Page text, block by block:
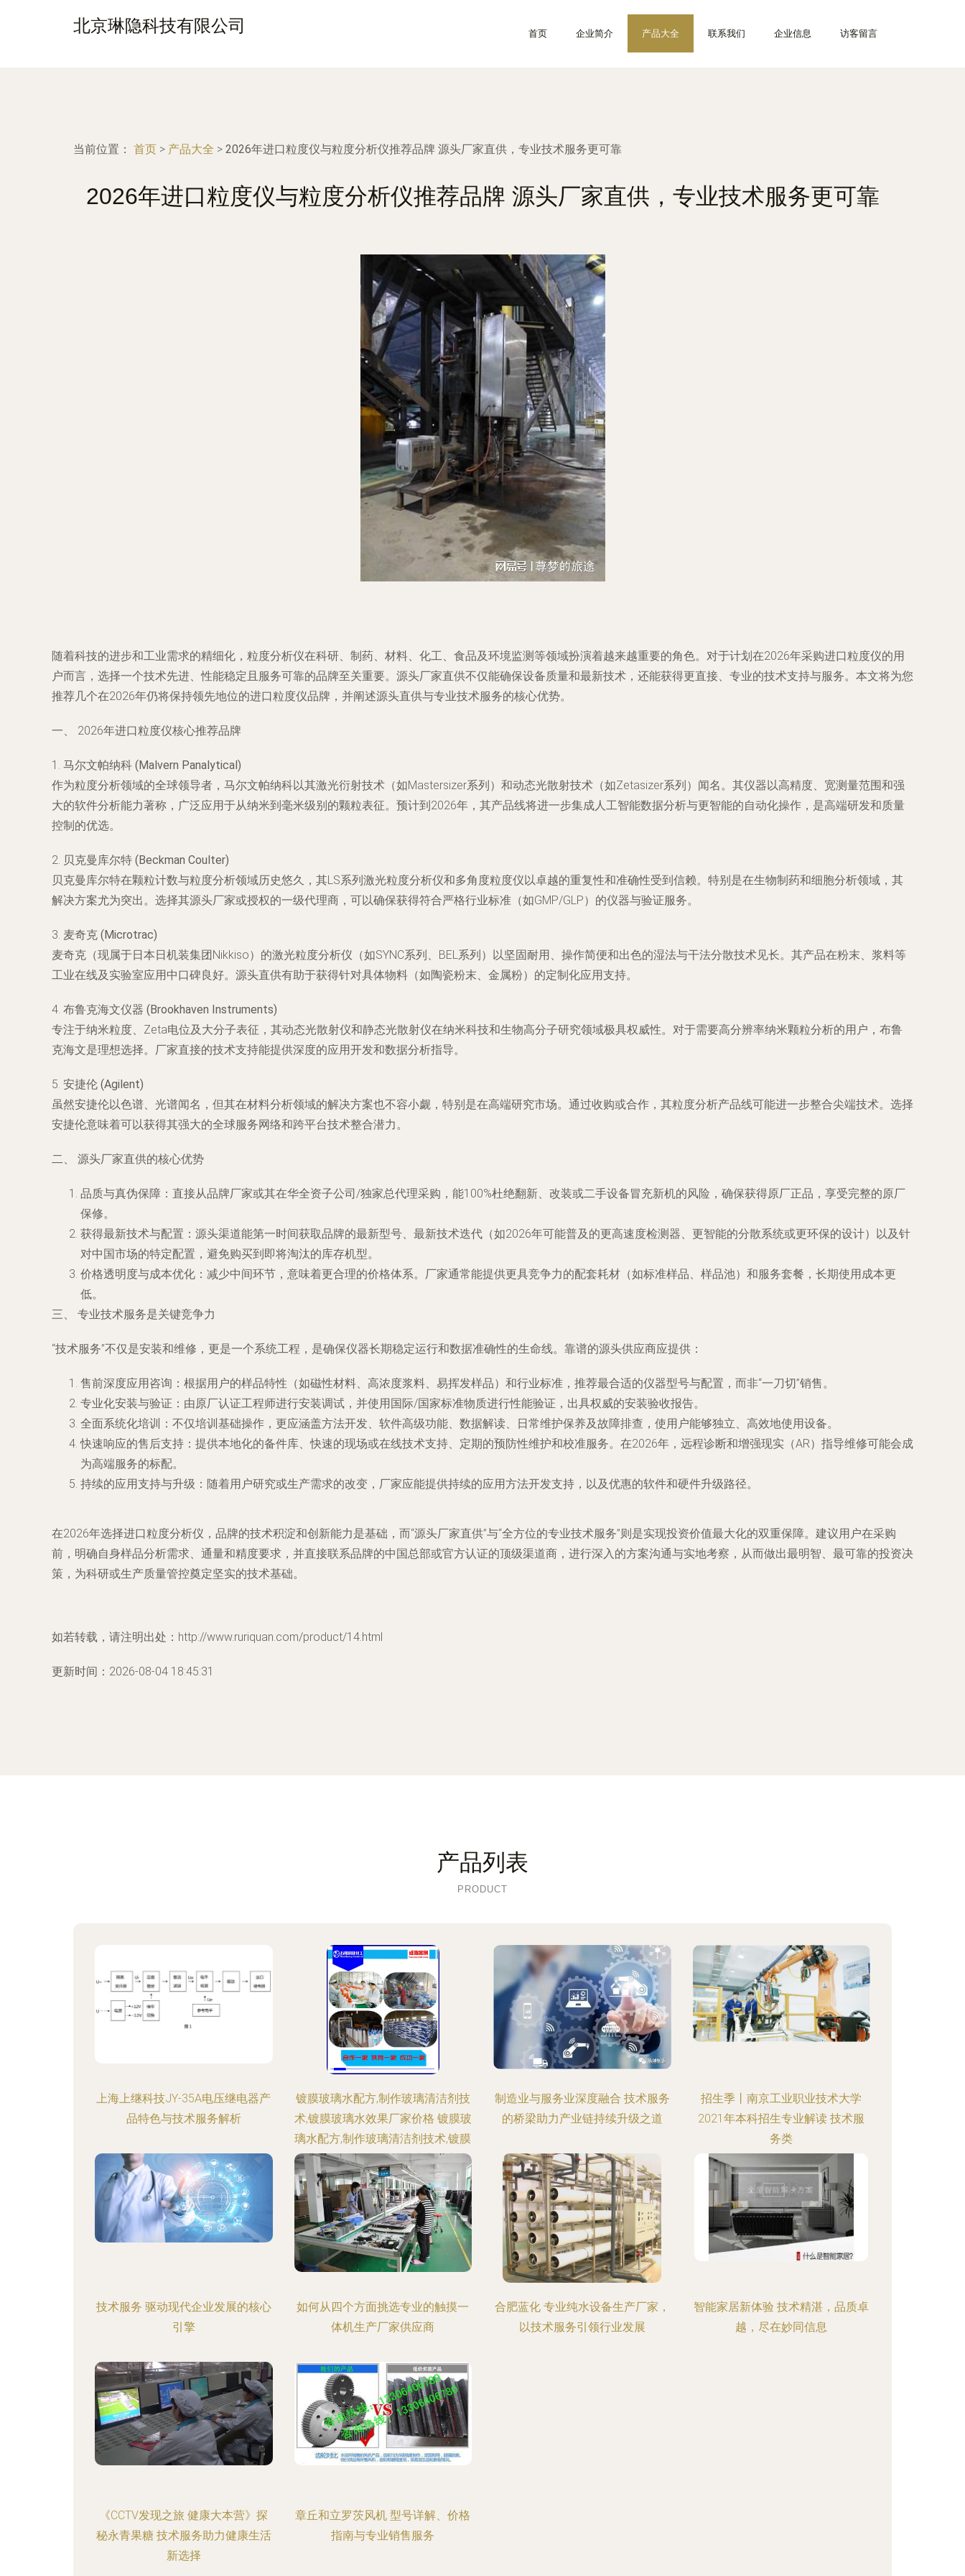
北京琳隐科技有限公司 首页 企业简介 产品大全 联系我们 企业信息 访客留言
当前位置： 首页 > 产品大全 > 2026年进口粒度仪与粒度分析仪推荐品牌 源头厂家直供，专业技术服务更可靠
2026年进口粒度仪与粒度分析仪推荐品牌 源头厂家直供，专业技术服务更可靠
随着科技的进步和工业需求的精细化，粒度分析仪在科研、制药、材料、化工、食品及环境监测等领域扮演着越来越重要的角色。对于计划在2026年采购进口粒度仪的用
户而言，选择一个技术先进、性能稳定且服务可靠的品牌至关重要。源头厂家直供不仅能确保设备质量和最新技术，还能获得更直接、专业的技术支持与服务。本文将为您
推荐几个在2026年仍将保持领先地位的进口粒度仪品牌，并阐述源头直供与专业技术服务的核心优势。
一、 2026年进口粒度仪核心推荐品牌
1. 马尔文帕纳科 (Malvern Panalytical)
作为粒度分析领域的全球领导者，马尔文帕纳科以其激光衍射技术（如Mastersizer系列）和动态光散射技术（如Zetasizer系列）闻名。其仪器以高精度、宽测量范围和强
大的软件分析能力著称，广泛应用于从纳米到毫米级别的颗粒表征。预计到2026年，其产品线将进一步集成人工智能数据分析与更智能的自动化操作，是高端研发和质量
控制的优选。
2. 贝克曼库尔特 (Beckman Coulter)
贝克曼库尔特在颗粒计数与粒度分析领域历史悠久，其LS系列激光粒度分析仪和多角度粒度仪以卓越的重复性和准确性受到信赖。特别是在生物制药和细胞分析领域，其
解决方案尤为突出。选择其源头厂家或授权的一级代理商，可以确保获得符合严格行业标准（如GMP/GLP）的仪器与验证服务。
3. 麦奇克 (Microtrac)
麦奇克（现属于日本日机装集团Nikkiso）的激光粒度分析仪（如SYNC系列、BEL系列）以坚固耐用、操作简便和出色的湿法与干法分散技术见长。其产品在粉末、浆料等
工业在线及实验室应用中口碑良好。源头直供有助于获得针对具体物料（如陶瓷粉末、金属粉）的定制化应用支持。
4. 布鲁克海文仪器 (Brookhaven Instruments)
专注于纳米粒度、Zeta电位及大分子表征，其动态光散射仪和静态光散射仪在纳米科技和生物高分子研究领域极具权威性。对于需要高分辨率纳米颗粒分析的用户，布鲁
克海文是理想选择。厂家直接的技术支持能提供深度的应用开发和数据分析指导。
5. 安捷伦 (Agilent)
虽然安捷伦以色谱、光谱闻名，但其在材料分析领域的解决方案也不容小觑，特别是在高端研究市场。通过收购或合作，其粒度分析产品线可能进一步整合尖端技术。选择
安捷伦意味着可以获得其强大的全球服务网络和跨平台技术整合潜力。
二、 源头厂家直供的核心优势
品质与真伪保障 ：直接从品牌厂家或其在华全资子公司/独家总代理采购，能100%杜绝翻新、改装或二手设备冒充新机的风险，确保获得原厂正品，享受完整的原厂
保修。
获得最新技术与配置 ：源头渠道能第一时间获取品牌的最新型号、最新技术迭代（如2026年可能普及的更高速度检测器、更智能的分散系统或更环保的设计）以及针
对中国市场的特定配置，避免购买到即将淘汰的库存机型。
价格透明度与成本优化 ：减少中间环节，意味着更合理的价格体系。厂家通常能提供更具竞争力的配套耗材（如标准样品、样品池）和服务套餐，长期使用成本更
低。
三、 专业技术服务是关键竞争力
“技术服务”不仅是安装和维修，更是一个系统工程，是确保仪器长期稳定运行和数据准确性的生命线。靠谱的源头供应商应提供：
售前深度应用咨询 ：根据用户的样品特性（如磁性材料、高浓度浆料、易挥发样品）和行业标准，推荐最合适的仪器型号与配置，而非“一刀切”销售。
专业化安装与验证 ：由原厂认证工程师进行安装调试，并使用国际/国家标准物质进行性能验证，出具权威的安装验收报告。
全面系统化培训
：不仅培训基础操作，更应涵盖方法开发、软件高级功能、数据解读、日常维护保养及故障排查，使用户能够独立、高效地使用设备。
快速响应的售后支持 ：提供本地化的备件库、快速的现场或在线技术支持、定期的预防性维护和校准服务。在2026年，远程诊断和增强现实（AR）指导维修可能会成
为高端服务的标配。
持续的应用支持与升级 ：随着用户研究或生产需求的改变，厂家应能提供持续的应用方法开发支持，以及优惠的软件和硬件升级路径。
在2026年选择进口粒度分析仪，品牌的技术积淀和创新能力是基础，而“源头厂家直供”与“全方位的专业技术服务”则是实现投资价值最大化的双重保障。建议用户在采购
前，明确自身样品分析需求、通量和精度要求，并直接联系品牌的中国总部或官方认证的顶级渠道商，进行深入的方案沟通与实地考察，从而做出最明智、最可靠的投资决
策，为科研或生产质量管控奠定坚实的技术基础。
如若转载，请注明出处：http://www.ruriquan.com/product/14.html
更新时间：2026-08-04 18:45:31
产品列表
PRODUCT
上海上继科技JY-35A电压继电器产
品特色与技术服务解析
镀膜玻璃水配方,制作玻璃清洁剂技
术,镀膜玻璃水效果厂家价格 镀膜玻
璃水配方,制作玻璃清洁剂技术,镀膜
玻璃水效果图片 镀膜玻璃水配方,制
作玻璃清洁剂技术,镀膜玻璃水效果
批发
制造业与服务业深度融合 技术服务
的桥梁助力产业链持续升级之道
招生季丨南京工业职业技术大学
2021年本科招生专业解读 技术服
务类
技术服务 驱动现代企业发展的核心
引擎
如何从四个方面挑选专业的触摸一
体机生产厂家供应商
合肥蓝化 专业纯水设备生产厂家，
以技术服务引领行业发展
智能家居新体验 技术精湛，品质卓
越，尽在妙同信息
《CCTV发现之旅 健康大本营》探
秘永青果糖 技术服务助力健康生活
新选择
章丘和立罗茨风机 型号详解、价格
指南与专业销售服务